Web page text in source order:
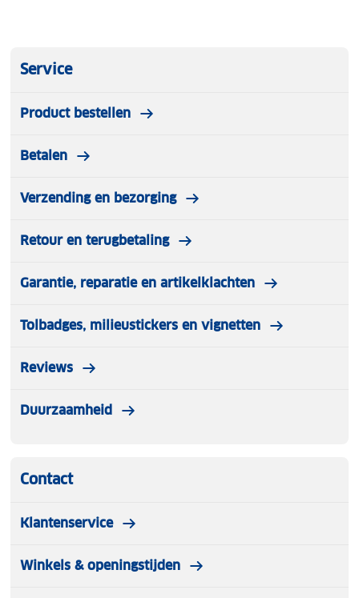
Service
Product bestellen
Betalen
Verzending en bezorging
Retour en terugbetaling
Garantie, reparatie en artikelklachten
Tolbadges, milieustickers en vignetten
Reviews
Duurzaamheid
Contact
Klantenservice
Winkels & openingstijden